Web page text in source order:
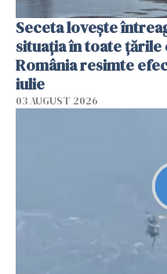
Seceta lovește
situația în toate țările
România resimte
iulie
03 AUGUST 2026